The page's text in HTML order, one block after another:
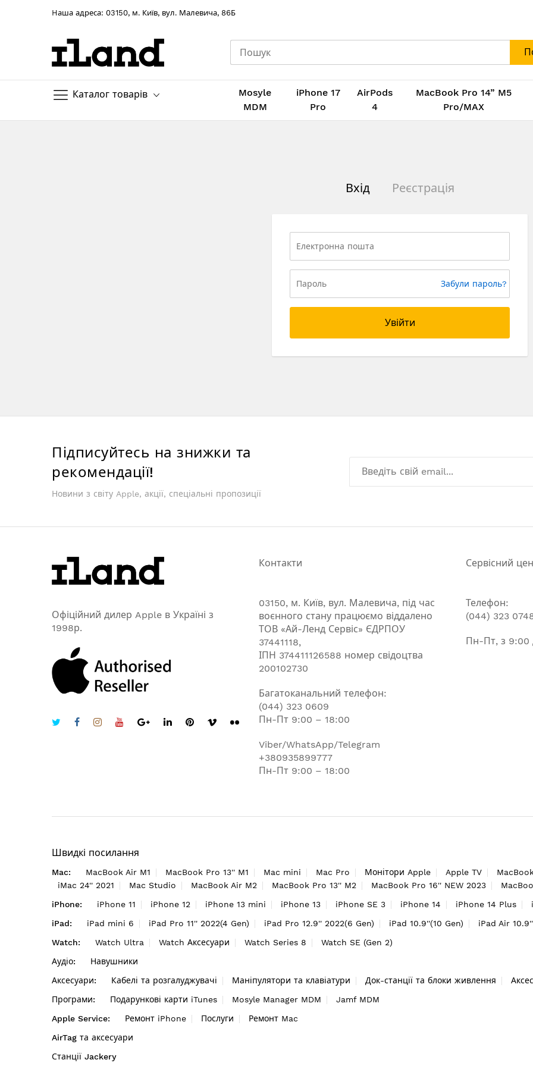
Hаша адреса: 03150, м. Київ, вул. Малевича, 86Б
Каталог товарів
Mosyle
MDM
iPhone 17
Pro
AirPods
4
MacBook Pro 14” M5
Pro/MAX
Вхід Реєстрація
Забули пароль?
Увійти
Підписуйтесь на знижки та
рекомендації!
Новини з світу Apple, акції, спеціальні пропозиції
Офіційний дилер Apple в Україні з
1998р.
Контакти
03150, м. Київ, вул. Малевича, під час
воєнного стану працюємо віддалено
ТОВ «Ай-Ленд Сервіс» ЄДРПОУ
37441118,
ІПН 374411126588 номер свідоцтва
200102730
Багатоканальний телефон:
(044) 323 0609
Пн-Пт 9:00 – 18:00
Viber/WhatsApp/Telegram
+380935899777
Пн-Пт 9:00 – 18:00
Сервісний
Телефон:
(044) 323
Пн-Пт, з 9:00
Швидкі посилання
Mac: MacBook Air M1 MacBook Pro 13'' M1 Mac mini Mac Pro Монітори Apple Apple TV
iMac 24'' 2021
Mac Studio MacBook Air M2 MacBook Pro 13'' M2 MacBook Pro 16'' NEW 2023
iPhone:
iPhone 11 iPhone 12 iPhone 13 mini iPhone 13 iPhone SE 3 iPhone 14 iPhone 14 Plus
iPad:
iPad mini 6 iPad Pro 11'' 2022(4 Gen) iPad Pro 12.9'' 2022(6 Gen) iPad 10.9''(10 Gen)
iPad Air
Watch:
Watch Ultra Watch Аксесуари Watch Series 8
Watch SE (Gen 2)
Аудіо:
Навушники
Аксесуари:
Кабелі та розгалуджувачі Маніпулятори та клавіатури Док-станції та блоки живлення
Програми:
Подарункові карти iTunes Mosyle Manager MDM
Jamf MDM
Apple Service:
Ремонт iPhone Послуги
Ремонт Mac
AirTag та аксесуари
Станції Jackery